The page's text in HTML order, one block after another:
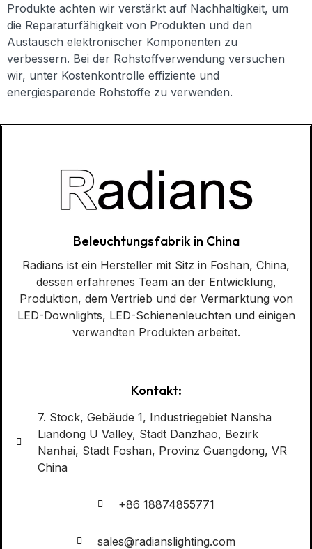
Produkte achten wir verstärkt auf Nachhaltigkeit, um
die Reparaturfähigkeit von Produkten und den
Austausch elektronischer Komponenten zu
verbessern. Bei der Rohstoffverwendung versuchen
wir, unter Kostenkontrolle effiziente und
energiesparende Rohstoffe zu verwenden.
Beleuchtungsfabrik in China
Radians ist ein Hersteller mit Sitz in Foshan, China,
dessen erfahrenes Team an der Entwicklung,
Produktion, dem Vertrieb und der Vermarktung von
LED-Downlights, LED-Schienenleuchten und einigen
verwandten Produkten arbeitet.
Kontakt:
7. Stock, Gebäude 1, Industriegebiet Nansha
Liandong U Valley, Stadt Danzhao, Bezirk
Nanhai, Stadt Foshan, Provinz Guangdong, VR
China
+86 18874855771
sales@radianslighting.com